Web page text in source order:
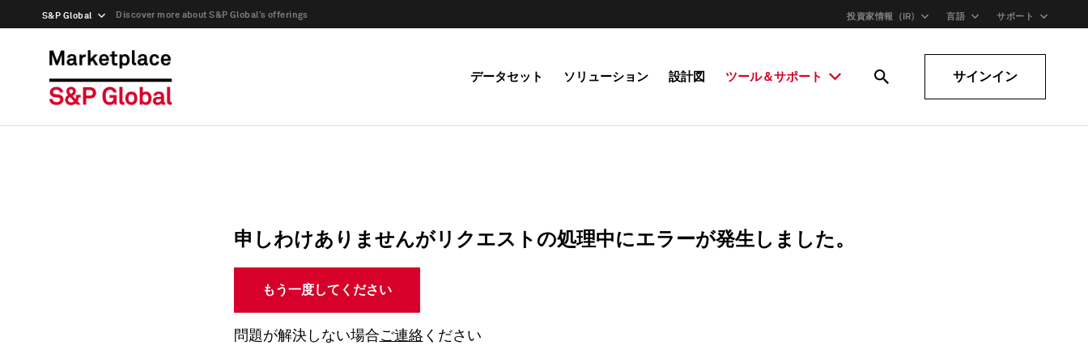
S&P Global Discover more about S&P Global’s offerings 投資家情報（IR) 言語 サポート
データセット ソリューション 設計図 ツール＆サポート サインイン
申しわけありませんがリクエストの処理中にエラーが発生しました。
もう一度してください
問題が解決しない場合ご連絡 ください